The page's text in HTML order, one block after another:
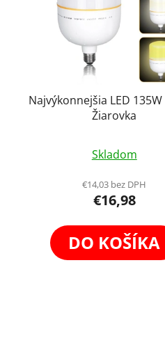
Najvýkonnejšia LED
Žiarovka
Skladom
€14,03 bez DPH
€16,98
DO KOŠÍKA